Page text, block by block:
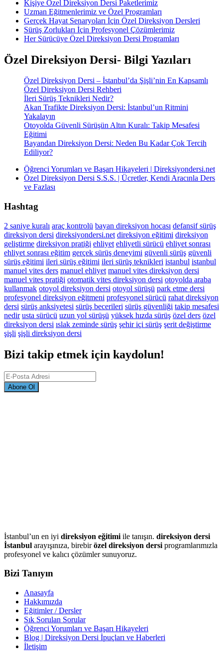
Kişiye Özel Direksiyon Dersi Paketlerimiz
Uzman Eğitmenlerimiz ve Özel Programları
Gerçek Hayat Senaryoları İçin Özel Direksiyon Dersleri
Sürüş Zorlukları İçin Profesyonel Çözümlerimiz
Her Sürücüye Özel Direksiyon Dersi Programları
Özel Direksiyon Dersi- Bilgi Yazıları
Özel Direksiyon Dersi – İstanbul’da Şişli’nin En Kapsamlı
Özel Direksiyon Dersi Rehberi
İleri Sürüş Teknikleri Nedir?
Akan Trafikte Direksiyon Dersi: İstanbul’un Ritmini
Yakalayın
Otoyolda Güvenli Sürüşün Altın Kuralı: Takip Mesafesi
Eğitimi
Bayandan Direksiyon Dersi: Neden Bu Kadar Çok Tercih
Ediliyor?
Öğrenci Yorumları ve Başarı Hikayeleri | Direksiyondersi.net
Özel Direksiyon Dersi S.S.S. | Ücretler, Kendi Aracınla Ders
ve Fazlası
Hashtag
2 saniye kuralı araç kontrolü bayan direksiyon hocası defansif sürüş
direksiyon dersi direksiyondersi.net direksiyon eğitimi direksiyon
geliştirme direksiyon pratiği ehliyet ehliyetli sürücü ehliyet sonrası
ehliyet sonrası eğitim gerçek sürüş deneyimi güvenli sürüş güvenli
sürüş eğitimi ileri sürüş eğitimi ileri sürüş teknikleri istanbul istanbul
manuel vites ders manuel ehliyet manuel vites direksiyon dersi
manuel vites pratiği otomatik vites direksiyon dersi otoyolda araba
kullanmak otoyol direksiyon dersi otoyol sürüşü park etme dersi
profesyonel direksiyon eğitmeni profesyonel sürücü rahat direksiyon
dersi sürüş anksiyetesi sürüş becerileri sürüş güvenliği takip mesafesi
nedir usta sürücü uzun yol sürüşü yüksek hızda sürüş özel ders özel
direksiyon dersi ıslak zeminde sürüş şehir içi sürüş şerit değiştirme
şişli şişli direksiyon dersi
Bizi takip etmek için kaydolun!
Abone Ol
İstanbul’un en iyi direksiyon eğitimi ile tanışın. direksiyon dersi
İstanbul arayışınıza, birebirözel direksiyon dersi programlarımızla
profesyonel ve kalıcı çözümler sunuyoruz.
Bizi Tanıyın
Anasayfa
Hakkımızda
Eğitimler / Dersler
Sık Sorulan Sorular
Öğrenci Yorumları ve Başarı Hikayeleri
Blog | Direksiyon Dersi İpuçları ve Haberleri
İletişim